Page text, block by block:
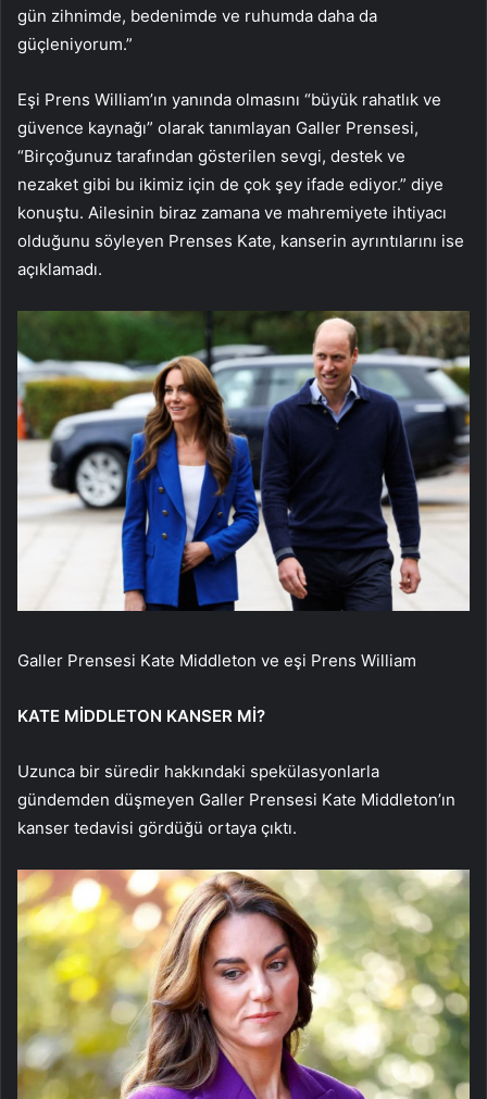
gün zihnimde, bedenimde ve ruhumda daha da
güçleniyorum.”
Eşi Prens William’ın yanında olmasını “büyük rahatlık ve
güvence kaynağı” olarak tanımlayan Galler Prensesi,
“Birçoğunuz tarafından gösterilen sevgi, destek ve
nezaket gibi bu ikimiz için de çok şey ifade ediyor.” diye
konuştu. Ailesinin biraz zamana ve mahremiyete ihtiyacı
olduğunu söyleyen Prenses Kate, kanserin ayrıntılarını ise
açıklamadı.
Galler Prensesi Kate Middleton ve eşi Prens William
KATE MİDDLETON KANSER Mİ?
Uzunca bir süredir hakkındaki spekülasyonlarla
gündemden düşmeyen Galler Prensesi Kate Middleton’ın
kanser tedavisi gördüğü ortaya çıktı.